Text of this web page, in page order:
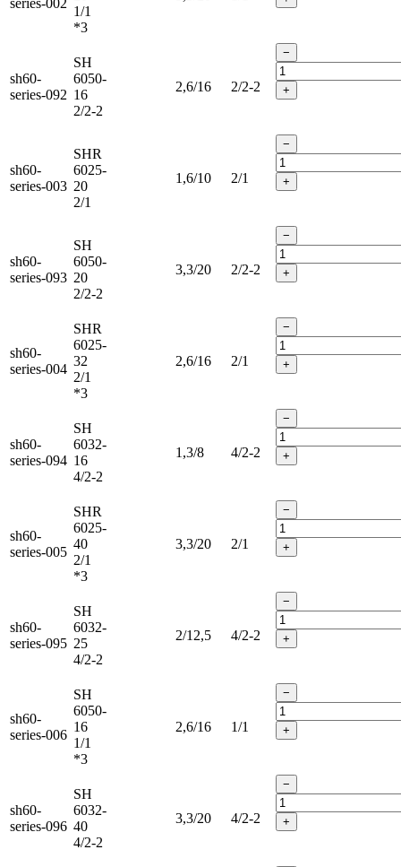
1/1
*3
sh60-
series-092
SH
6050-
16
2/2-2
2,6/16 2/2-2
−
+
sh60-
series-003
SHR
6025-
20
2/1
1,6/10 2/1
−
+
sh60-
series-093
SH
6050-
20
2/2-2
3,3/20 2/2-2
−
+
sh60-
series-004
SHR
6025-
32
2/1
*3
2,6/16 2/1
−
+
sh60-
series-094
SH
6032-
16
4/2-2
1,3/8 4/2-2
−
+
sh60-
series-005
SHR
6025-
40
2/1
*3
3,3/20 2/1
−
+
sh60-
series-095
SH
6032-
25
4/2-2
2/12,5 4/2-2
−
+
sh60-
series-006
SH
6050-
16
1/1
*3
2,6/16 1/1
−
+
sh60-
series-096
SH
6032-
40
4/2-2
3,3/20 4/2-2
−
+